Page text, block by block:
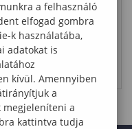
a felhasználó
elfogad gombra
k használatába,
adatokat is
kívül. Amennyiben
a
megjeleníteni a
kattintva tudja